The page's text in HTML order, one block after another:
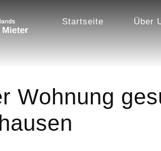
Startseite Über
Wohnung